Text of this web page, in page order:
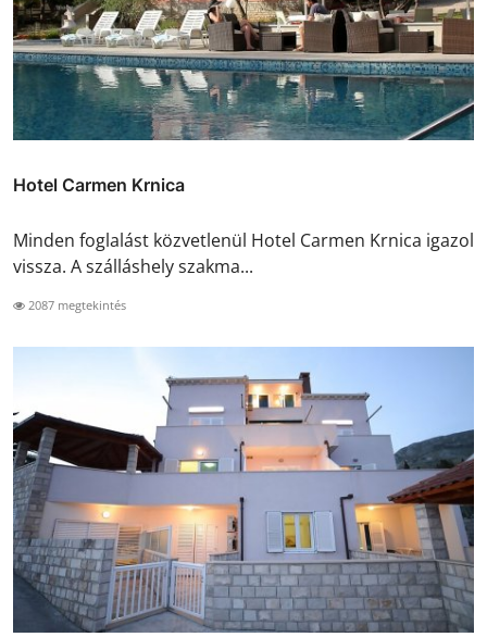
Hotel Carmen Krnica
Minden foglalást közvetlenül Hotel Carmen Krnica igazol
vissza. A szálláshely szakma...
2087 megtekintés